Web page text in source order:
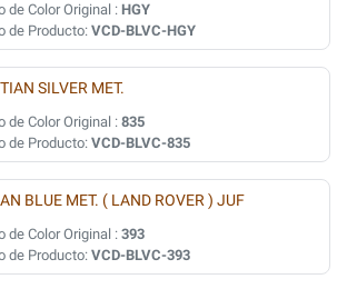
de Color Original : HGY
de Producto: VCD-BLVC-HGY
SILVER MET.
de Color Original : 835
de Producto: VCD-BLVC-835
BLUE MET. ( LAND ROVER ) JUF
de Color Original : 393
de Producto: VCD-BLVC-393